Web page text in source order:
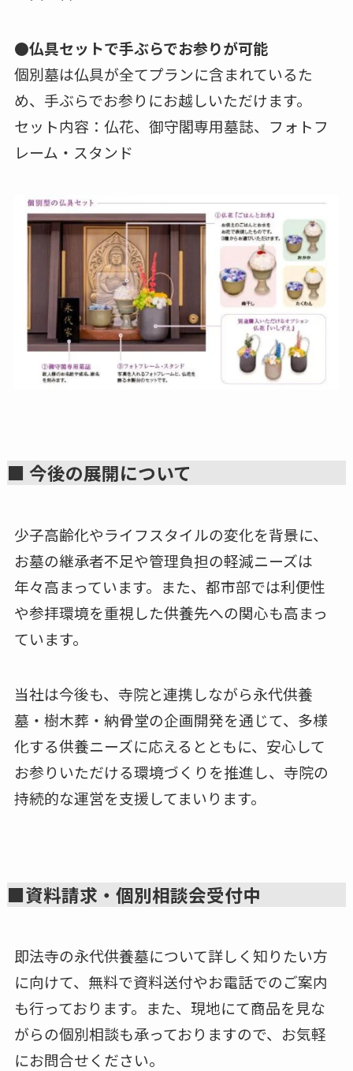
●仏具セットで手ぶらでお参りが可能
個別墓は仏具が全てプランに含まれているた
め、手ぶらでお参りにお越しいただけます。
セット内容：仏花、御守閣専用墓誌、フォトフ
レーム・スタンド
■ 今後の展開について
少子高齢化やライフスタイルの変化を背景に、
お墓の継承者不足や管理負担の軽減ニーズは
年々高まっています。また、都市部では利便性
や参拝環境を重視した供養先への関心も高まっ
ています。
当社は今後も、寺院と連携しながら永代供養
墓・樹木葬・納骨堂の企画開発を通じて、多様
化する供養ニーズに応えるとともに、安心して
お参りいただける環境づくりを推進し、寺院の
持続的な運営を支援してまいります。
■資料請求・個別相談会受付中
即法寺の永代供養墓について詳しく知りたい方
に向けて、無料で資料送付やお電話でのご案内
も行っております。また、現地にて商品を見な
がらの個別相談も承っておりますので、お気軽
にお問合せください。